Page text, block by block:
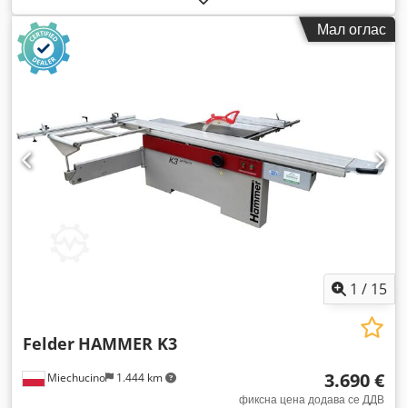
Мал оглас
1 / 15
Miechucino 1.444 km
Felder HAMMER K3
3.690 €
фиксна цена додава се ДДВ